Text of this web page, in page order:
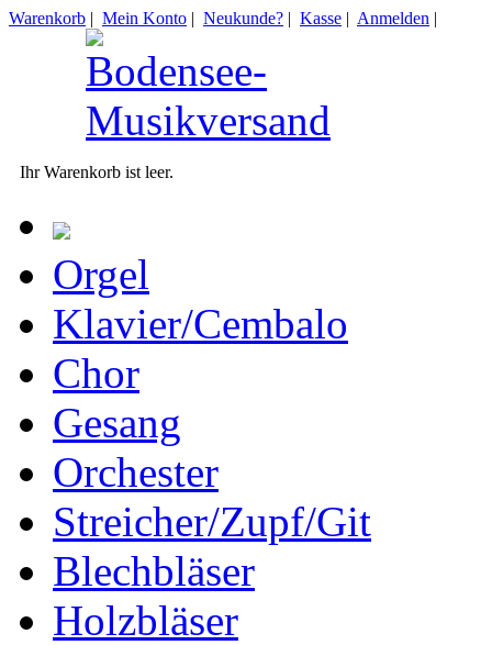
Warenkorb | Mein Konto | Neukunde? | Kasse | Anmelden |
Ihr Warenkorb ist leer.
Orgel
Klavier/Cembalo
Chor
Gesang
Orchester
Streicher/Zupf/Git
Blechbläser
Holzbläser